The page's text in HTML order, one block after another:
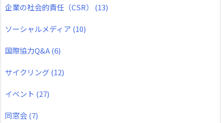
企業の社会的責任（CSR） (13)
ソーシャルメディア (10)
国際協力Q&A(6)
サイクリング(12)
イベント (27)
同窓会(7)